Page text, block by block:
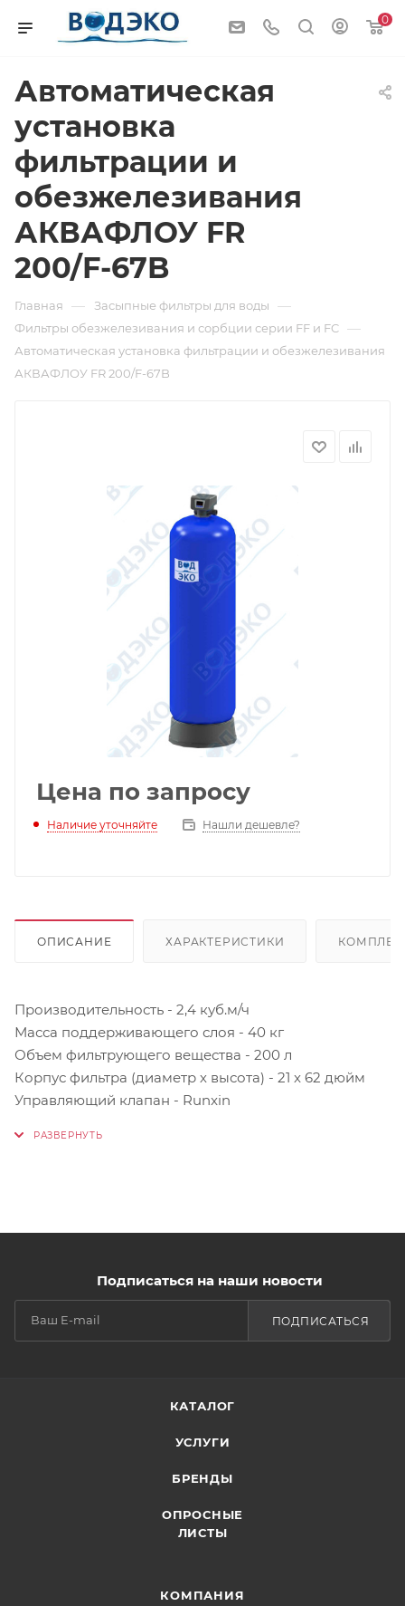
0
Автоматическая
установка
фильтрации и
обезжелезивания
АКВАФЛОУ FR
200/F-67B
Главная — Засыпные фильтры для воды —
Фильтры обезжелезивания и сорбции серии FF и FC —
Автоматическая установка фильтрации и обезжелезивания
АКВАФЛОУ FR 200/F-67B
Цена по запросу
Наличие уточняйте Нашли дешевле?
ОПИСАНИЕ ХАРАКТЕРИСТИКИ
Производительность - 2,4 куб.м/ч
Масса поддерживающего слоя - 40 кг
Объем фильтрующего вещества - 200 л
Корпус фильтра (диаметр х высота) - 21 x 62 дюйм
Управляющий клапан - Runxin
Подписаться на наши новости
ПОДПИСАТЬСЯ
КАТАЛОГ
УСЛУГИ
БРЕНДЫ
ОПРОСНЫЕ
ЛИСТЫ
КОМПАНИЯ